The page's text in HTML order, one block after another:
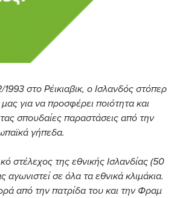
1993 στο Ρέικιαβικ, ο Ισλανδός στόπερ
για να προσφέρει ποιότητα και
σπουδαίες παραστάσεις από την
γήπεδα.
στέλεχος της εθνικής Ισλανδίας (50
αγωνιστεί σε όλα τα εθνικά κλιμάκια.
από την πατρίδα του και την Φραμ